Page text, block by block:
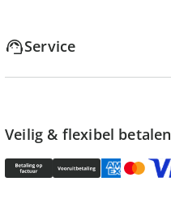
Service
Veilig & flexibel betalen